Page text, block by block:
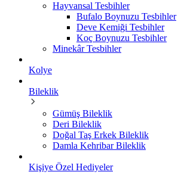
Hayvansal Tesbihler
Bufalo Boynuzu Tesbihler
Deve Kemiği Tesbihler
Koç Boynuzu Tesbihler
Minekâr Tesbihler
Kolye
Bileklik
Gümüş Bileklik
Deri Bileklik
Doğal Taş Erkek Bileklik
Damla Kehribar Bileklik
Kişiye Özel Hediyeler